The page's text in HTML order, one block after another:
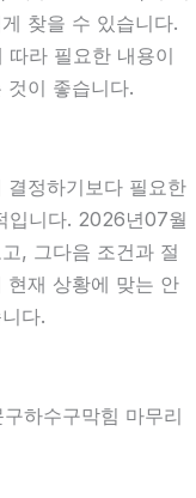
찾을 수 있습니다.
따라 필요한 내용이
이 좋습니다.
정하기보다 필요한
입니다. 2026년07월
, 그다음 조건과 절
현재 상황에 맞는 안
다.
하수구막힘 마무리